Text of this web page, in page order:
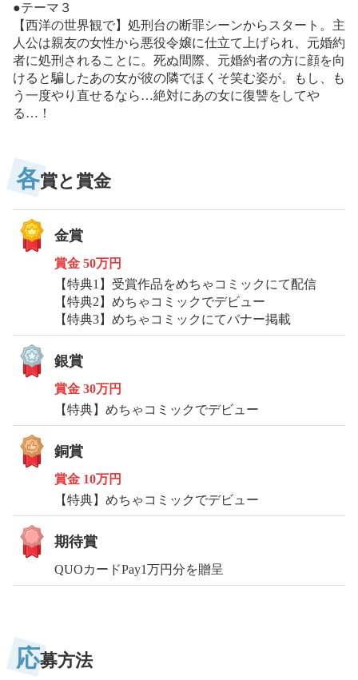
●テーマ３
【西洋の世界観で】処刑台の断罪シーンからスタート。主
人公は親友の女性から悪役令嬢に仕立て上げられ、元婚約
者に処刑されることに。死ぬ間際、元婚約者の方に顔を向
けると騙したあの女が彼の隣でほくそ笑む姿が。もし、も
う一度やり直せるなら…絶対にあの女に復讐をしてや
る…！
各賞と賞金
金賞
賞金 50万円
【特典1】受賞作品をめちゃコミックにて配信
【特典2】めちゃコミックでデビュー
【特典3】めちゃコミックにてバナー掲載
銀賞
賞金 30万円
【特典】めちゃコミックでデビュー
銅賞
賞金 10万円
【特典】めちゃコミックでデビュー
期待賞
QUOカードPay1万円分を贈呈
応募方法